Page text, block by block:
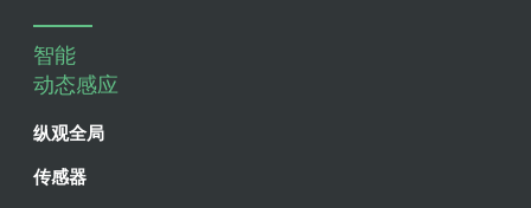
智能
动态感应
纵观全局
传感器